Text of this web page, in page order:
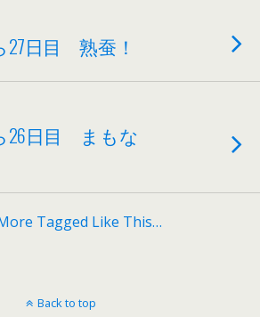
27日目 熟蚕！
26日目 まもな
Tagged Like This…
Back to top